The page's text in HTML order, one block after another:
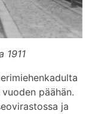
1911
päähän.
ja